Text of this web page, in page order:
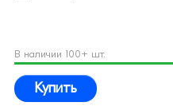
В наличии 100+ шт.
Купить